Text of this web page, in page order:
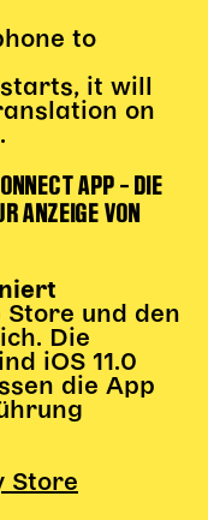
to
it will
on
APP – DIE
ANZEIGE VON
Store und den
Die
iOS 11.0
die App
Store